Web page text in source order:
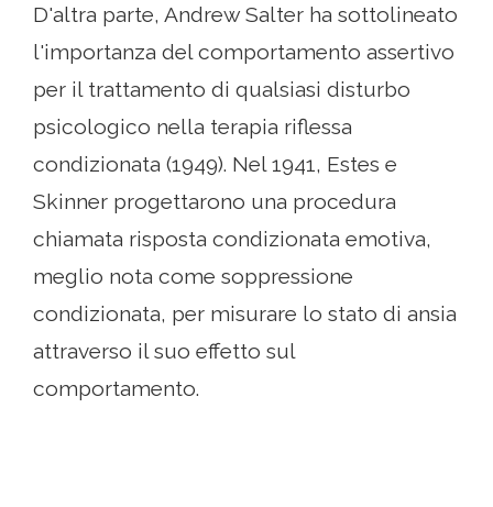
D'altra parte, Andrew Salter ha sottolineato
l'importanza del comportamento assertivo
per il trattamento di qualsiasi disturbo
psicologico nella terapia riflessa
condizionata (1949). Nel 1941, Estes e
Skinner progettarono una procedura
chiamata risposta condizionata emotiva,
meglio nota come soppressione
condizionata, per misurare lo stato di ansia
attraverso il suo effetto sul
comportamento.